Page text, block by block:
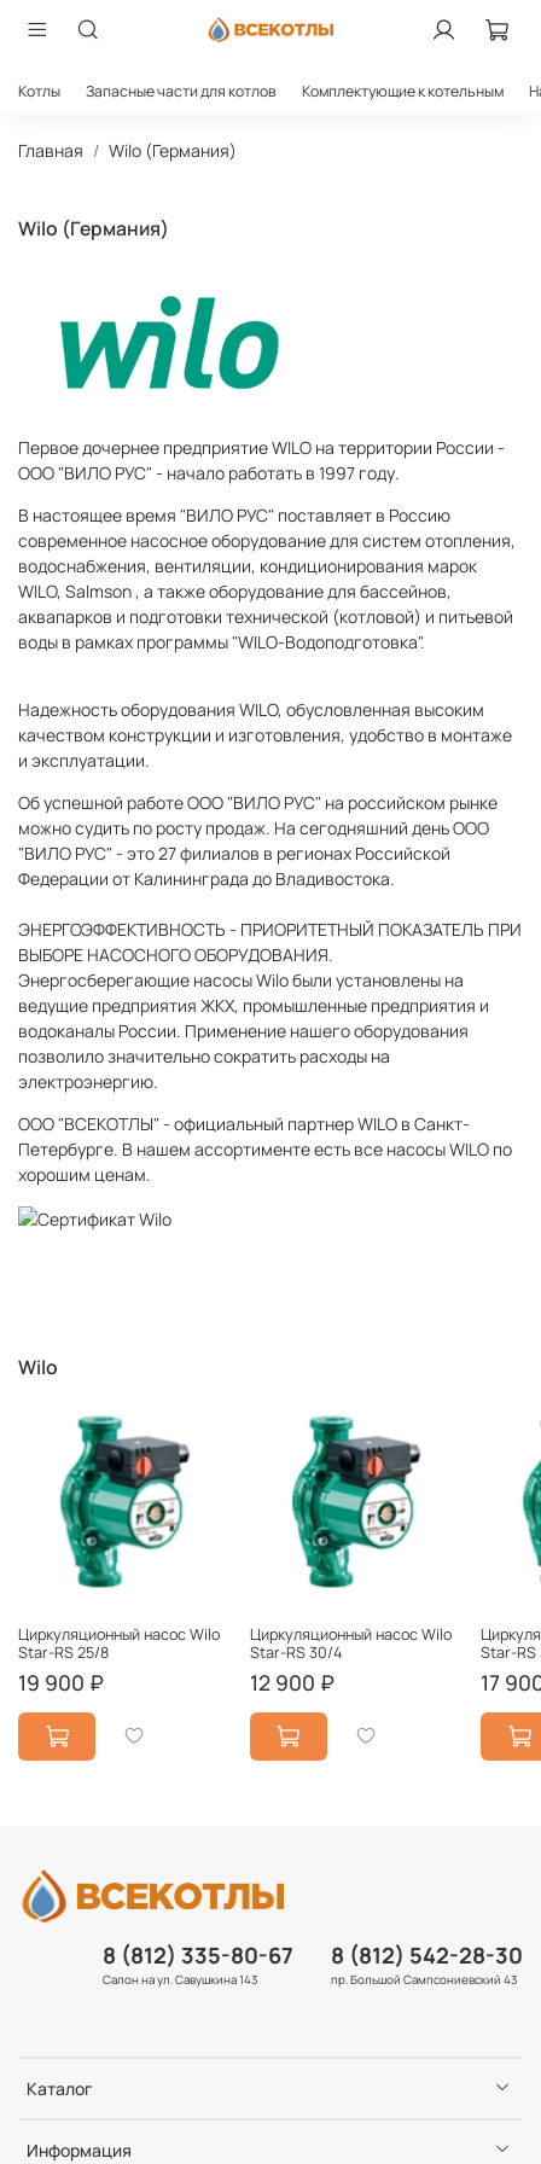
Котлы Запасные части для котлов Комплектующие к котельным
Главная Wilo (Германия)
Wilo (Германия)
Первое дочернее предприятие WILO на территории России -
ООО "ВИЛО РУС" - начало работать в 1997 году.
В настоящее время "ВИЛО РУС" поставляет в Россию
современное насосное оборудование для систем отопления,
водоснабжения, вентиляции, кондиционирования марок
WILO, Salmson , а также оборудование для бассейнов,
аквапарков и подготовки технической (котловой) и питьевой
воды в рамках программы "WILO-Водоподготовка".
Надежность оборудования WILO, обусловленная высоким
качеством конструкции и изготовления, удобство в монтаже
и эксплуатации.
Об успешной работе ООО "ВИЛО РУС" на российском рынке
можно судить по росту продаж. На сегодняшний день ООО
"ВИЛО РУС" - это 27 филиалов в регионах Российской
Федерации от Калининграда до Владивостока.
ЭНЕРГОЭФФЕКТИВНОСТЬ - ПРИОРИТЕТНЫЙ ПОКАЗАТЕЛЬ ПРИ
ВЫБОРЕ НАСОСНОГО ОБОРУДОВАНИЯ.
Энергосберегающие насосы Wilo были установлены на
ведущие предприятия ЖКХ, промышленные предприятия и
водоканалы России. Применение нашего оборудования
позволило значительно сократить расходы на
электроэнергию.
ООО "ВСЕКОТЛЫ" - официальный партнер WILO в Санкт-
Петербурге. В нашем ассортименте есть все насосы WILO по
хорошим ценам.
Wilo
Циркуляционный насос Wilo
Star-RS 25/8
19 900 ₽
Циркуляционный насос Wilo
Star-RS 30/4
12 900 ₽
Star-
17
Каталог
Информация
8 (812) 335-80-67
Салон на ул. Савушкина 143
8 (812) 542-28-30
пр. Большой Сампсониевский 43